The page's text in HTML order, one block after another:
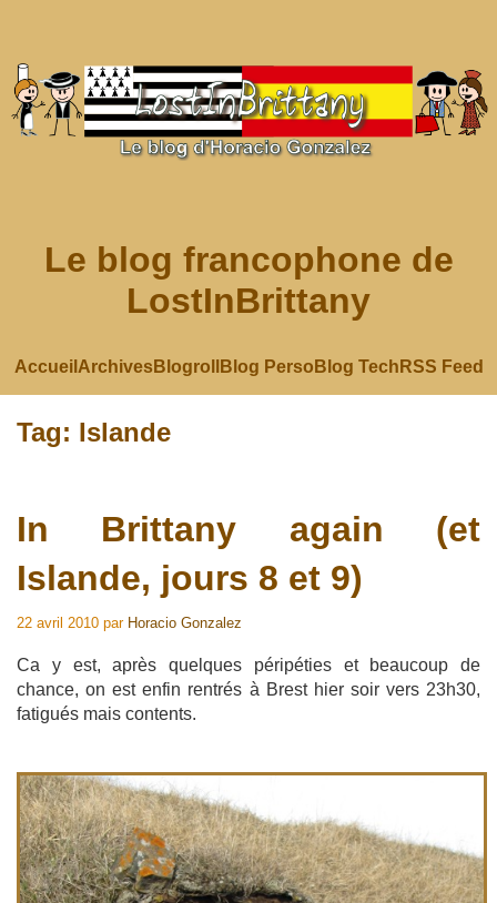
Le blog francophone de
LostInBrittany
Accueil ArchivesBlogroll Blog Perso Blog Tech RSS Feed
Tag: Islande
In Brittany again (et
Islande, jours 8 et 9)
22 avril 2010 par Horacio Gonzalez
Ca y est, après quelques péripéties et beaucoup de
chance, on est enfin rentrés à Brest hier soir vers 23h30,
fatigués mais contents.